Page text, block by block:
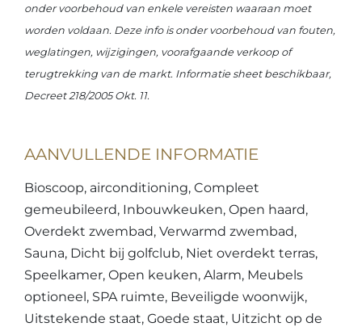
onder voorbehoud van enkele vereisten waaraan moet
worden voldaan. Deze info is onder voorbehoud van fouten,
weglatingen, wijzigingen, voorafgaande verkoop of
terugtrekking van de markt. Informatie sheet beschikbaar,
Decreet 218/2005 Okt. 11.
AANVULLENDE INFORMATIE
Bioscoop, airconditioning, Compleet
gemeubileerd, Inbouwkeuken, Open haard,
Overdekt zwembad, Verwarmd zwembad,
Sauna, Dicht bij golfclub, Niet overdekt terras,
Speelkamer, Open keuken, Alarm, Meubels
optioneel, SPA ruimte, Beveiligde woonwijk,
Uitstekende staat, Goede staat, Uitzicht op de